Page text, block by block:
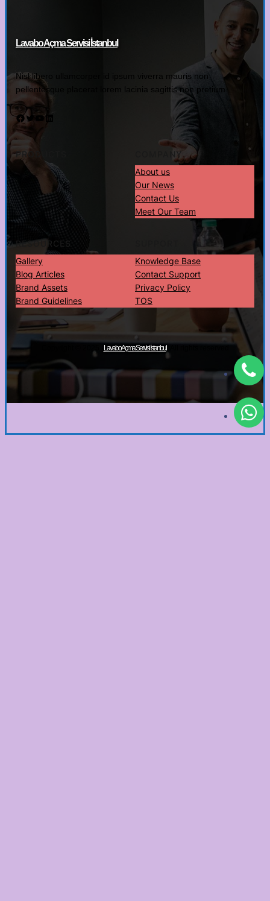
Lavabo Açma Servisi İstanbul
Nisl libero ullamcorper id ipsum viverra mauris non
pellentesque placerat lorem lacinia sagittis non pretium.
Facebook Twitter YouTube LinkedIn
PRODUCTS
COMPANY
About us
Our News
Contact Us
Meet Our Team
RESOURCES
Gallery
Blog Articles
Brand Assets
Brand Guidelines
Knowledge Base
Contact Support
Privacy Policy
TOS
Lavabo Açma Servisi İstanbul· All rights reserved